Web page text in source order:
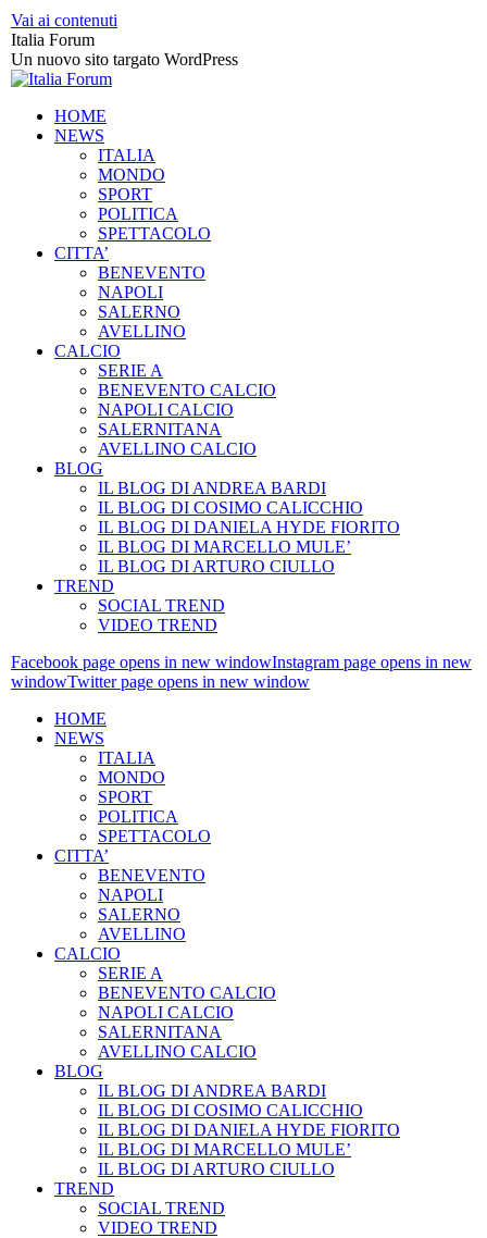
Vai ai contenuti
Italia Forum
Un nuovo sito targato WordPress
HOME
NEWS
ITALIA
MONDO
SPORT
POLITICA
SPETTACOLO
CITTA’
BENEVENTO
NAPOLI
SALERNO
AVELLINO
CALCIO
SERIE A
BENEVENTO CALCIO
NAPOLI CALCIO
SALERNITANA
AVELLINO CALCIO
BLOG
IL BLOG DI ANDREA BARDI
IL BLOG DI COSIMO CALICCHIO
IL BLOG DI DANIELA HYDE FIORITO
IL BLOG DI MARCELLO MULE’
IL BLOG DI ARTURO CIULLO
TREND
SOCIAL TREND
VIDEO TREND
Facebook page opens in new windowInstagram page opens in new
windowTwitter page opens in new window
HOME
NEWS
ITALIA
MONDO
SPORT
POLITICA
SPETTACOLO
CITTA’
BENEVENTO
NAPOLI
SALERNO
AVELLINO
CALCIO
SERIE A
BENEVENTO CALCIO
NAPOLI CALCIO
SALERNITANA
AVELLINO CALCIO
BLOG
IL BLOG DI ANDREA BARDI
IL BLOG DI COSIMO CALICCHIO
IL BLOG DI DANIELA HYDE FIORITO
IL BLOG DI MARCELLO MULE’
IL BLOG DI ARTURO CIULLO
TREND
SOCIAL TREND
VIDEO TREND